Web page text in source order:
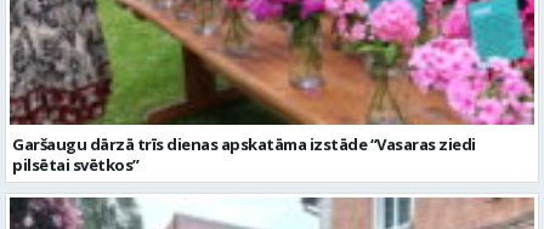
Garšaugu dārzā trīs dienas apskatāma izstāde “Vasaras ziedi
pilsētai svētkos”